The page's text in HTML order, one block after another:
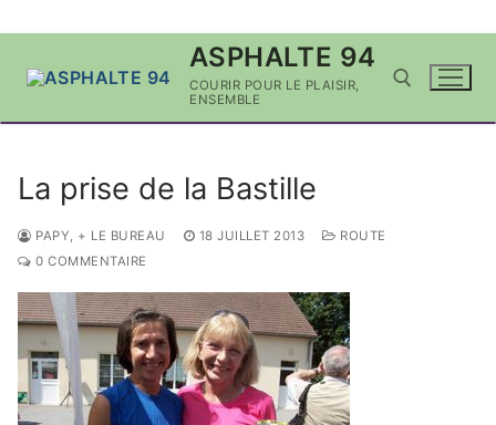
ASPHALTE 94
COURIR POUR LE PLAISIR,
ENSEMBLE
La prise de la Bastille
PAPY, + LE BUREAU 18 JUILLET 2013
ROUTE
0 COMMENTAIRE